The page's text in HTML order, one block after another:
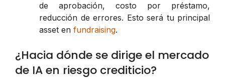
de aprobación, costo por préstamo,
reducción de errores. Esto será tu principal
asset en fundraising.
¿Hacia dónde se dirige el mercado
de IA en riesgo crediticio?